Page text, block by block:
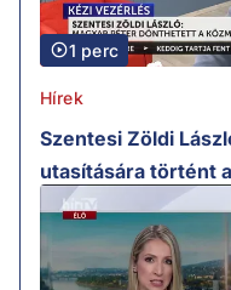
1 perc
Hírek
Szentesi Zöldi
utasítására történt